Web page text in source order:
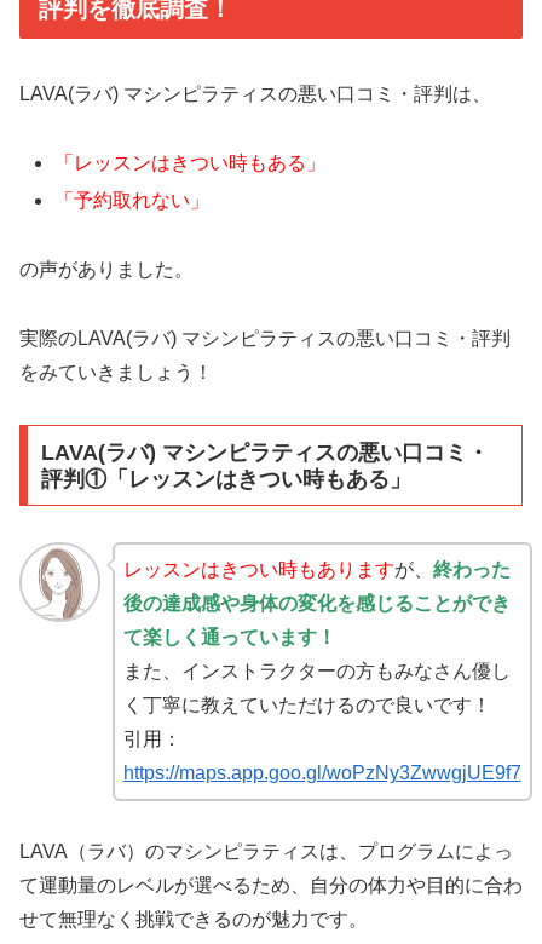
評判を徹底調査！
LAVA(ラバ) マシンピラティスの悪い口コミ・評判は、
「レッスンはきつい時もある」
「予約取れない」
の声がありました。
実際のLAVA(ラバ) マシンピラティスの悪い口コミ・評判
をみていきましょう！
LAVA(ラバ) マシンピラティスの悪い口コミ・
評判①「レッスンはきつい時もある」
レッスンはきつい時もありますが、 終わった
後の達成感や身体の変化を感じることができ
て楽しく通っています！
また、インストラクターの方もみなさん優し
く丁寧に教えていただけるので良いです！
引用：
https://maps.app.goo.gl/woPzNy3ZwwgjUE9f7
LAVA（ラバ）のマシンピラティスは、プログラムによっ
て運動量のレベルが選べるため、自分の体力や目的に合わ
せて無理なく挑戦できるのが魅力です。